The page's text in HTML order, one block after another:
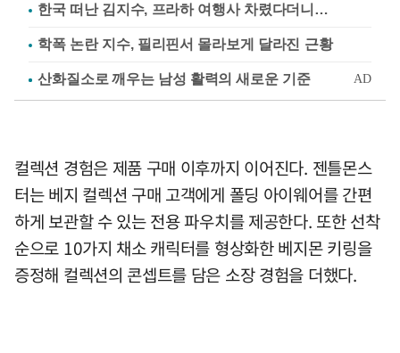
한국 떠난 김지수, 프라하 여행사 차렸다더니…
학폭 논란 지수, 필리핀서 몰라보게 달라진 근황
컬렉션 경험은 제품 구매 이후까지 이어진다. 젠틀몬스
터는 베지 컬렉션 구매 고객에게 폴딩 아이웨어를 간편
하게 보관할 수 있는 전용 파우치를 제공한다. 또한 선착
순으로 10가지 채소 캐릭터를 형상화한 베지몬 키링을
증정해 컬렉션의 콘셉트를 담은 소장 경험을 더했다.